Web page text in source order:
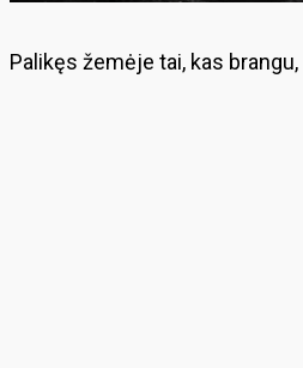
Palikęs žemėje tai, kas brangu,